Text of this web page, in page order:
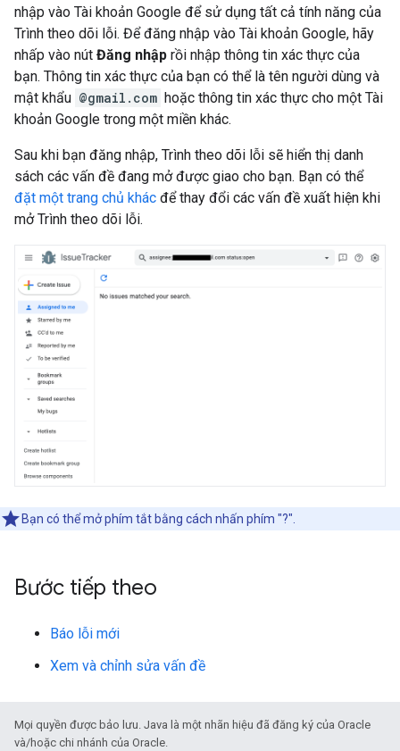
nhập vào Tài khoản Google để sử dụng tất cả tính năng của
Trình theo dõi lỗi. Để đăng nhập vào Tài khoản Google, hãy
nhấp vào nút Đăng nhập rồi nhập thông tin xác thực của
bạn. Thông tin xác thực của bạn có thể là tên người dùng và
mật khẩu @gmail.com hoặc thông tin xác thực cho một Tài
khoản Google trong một miền khác.
Sau khi bạn đăng nhập, Trình theo dõi lỗi sẽ hiển thị danh
sách các vấn đề đang mở được giao cho bạn. Bạn có thể
đặt một trang chủ khác để thay đổi các vấn đề xuất hiện khi
mở Trình theo dõi lỗi.
Bạn có thể mở phím tắt bằng cách nhấn phím "?".
Bước tiếp theo
Báo lỗi mới
Xem và chỉnh sửa vấn đề
Mọi quyền được bảo lưu. Java là một nhãn hiệu đã đăng ký của Oracle
và/hoặc chi nhánh của Oracle.